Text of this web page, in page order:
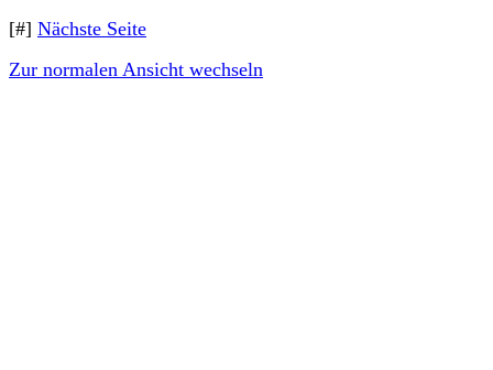
[#] Nächste Seite
Zur normalen Ansicht wechseln